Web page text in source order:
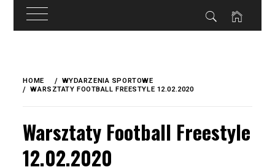
treści
content
HOME
WYDARZENIA SPORTOWE
WARSZTATY FOOTBALL FREESTYLE 12.02.2020
Warsztaty Football Freestyle
12.02.2020